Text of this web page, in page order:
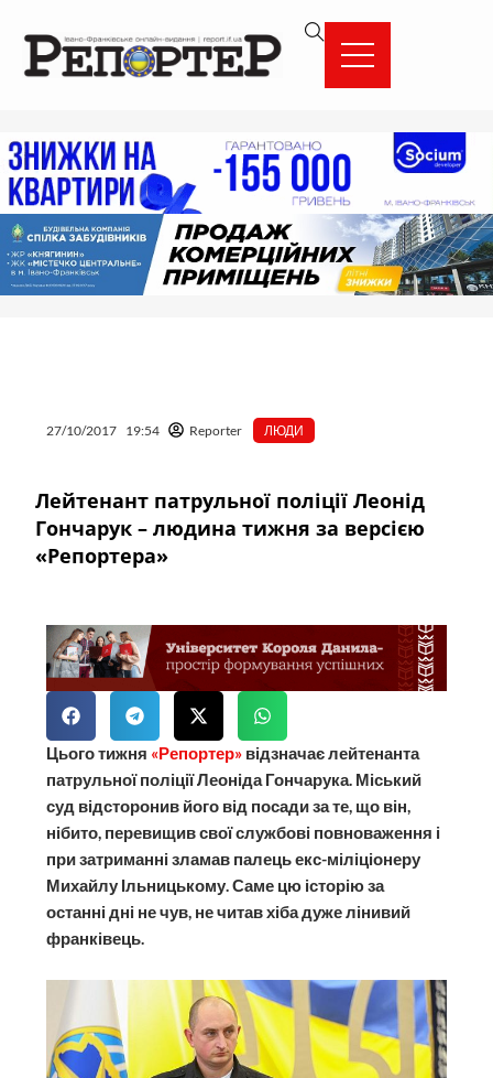
вмісту
27/10/2017 19:54 Reporter ЛЮДИ
Лейтенант патрульної поліції Леонід
Гончарук – людина тижня за версією
«Репортера»
Цього тижня «Репортер» відзначає лейтенанта
пат­рульної поліції Леоніда Гончарука. Міський
суд відсторонив його від посади за те, що він,
нібито, перевищив свої службові повноваження і
при затриманні зламав палець екс-міліціонеру
Михайлу Ільницькому. Саме цю історію за
останні дні не чув, не читав хіба дуже лінивий
франківець.